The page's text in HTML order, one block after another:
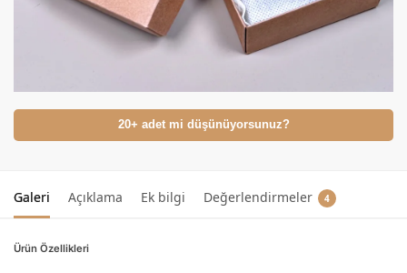
20+ adet mi düşünüyorsunuz?
Galeri Açıklama Ek bilgi Değerlendirmeler 4
Ürün Özellikleri